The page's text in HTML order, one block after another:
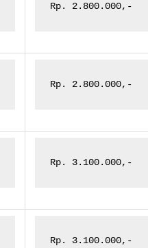
Rp. 2.800.000,-
Rp. 2.800.000,-
Rp. 3.100.000,-
Rp. 3.100.000,-